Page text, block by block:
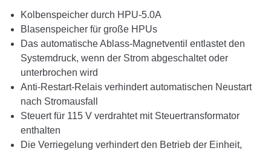
Kolbenspeicher durch HPU-5.0A
Blasenspeicher für große HPUs
Das automatische Ablass-Magnetventil entlastet den
Systemdruck, wenn der Strom abgeschaltet oder
unterbrochen wird
Anti-Restart-Relais verhindert automatischen Neustart
nach Stromausfall
Steuert für 115 V verdrahtet mit Steuertransformator
enthalten
Die Verriegelung verhindert den Betrieb der Einheit,